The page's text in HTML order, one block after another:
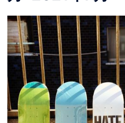
ニ
ュ